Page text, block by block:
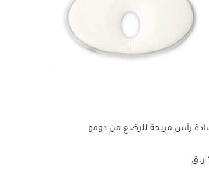
رأس مريحة للرضع من دومو